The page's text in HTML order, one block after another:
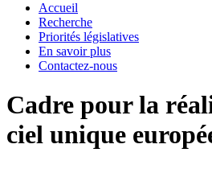
Accueil
Recherche
Priorités législatives
En savoir plus
Contactez-nous
Cadre pour la
ciel unique